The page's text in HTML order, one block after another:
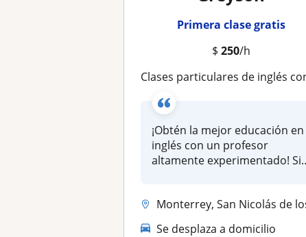
Primera clase gratis
$ 250/h
Clases particulares de inglés con profesor nativo
¡Obtén la mejor educación en
inglés con un profesor
altamente experimentado! Si
Monterrey, San Nicolás de los Garza, San Pedro Garza García,
Se desplaza a domicilio